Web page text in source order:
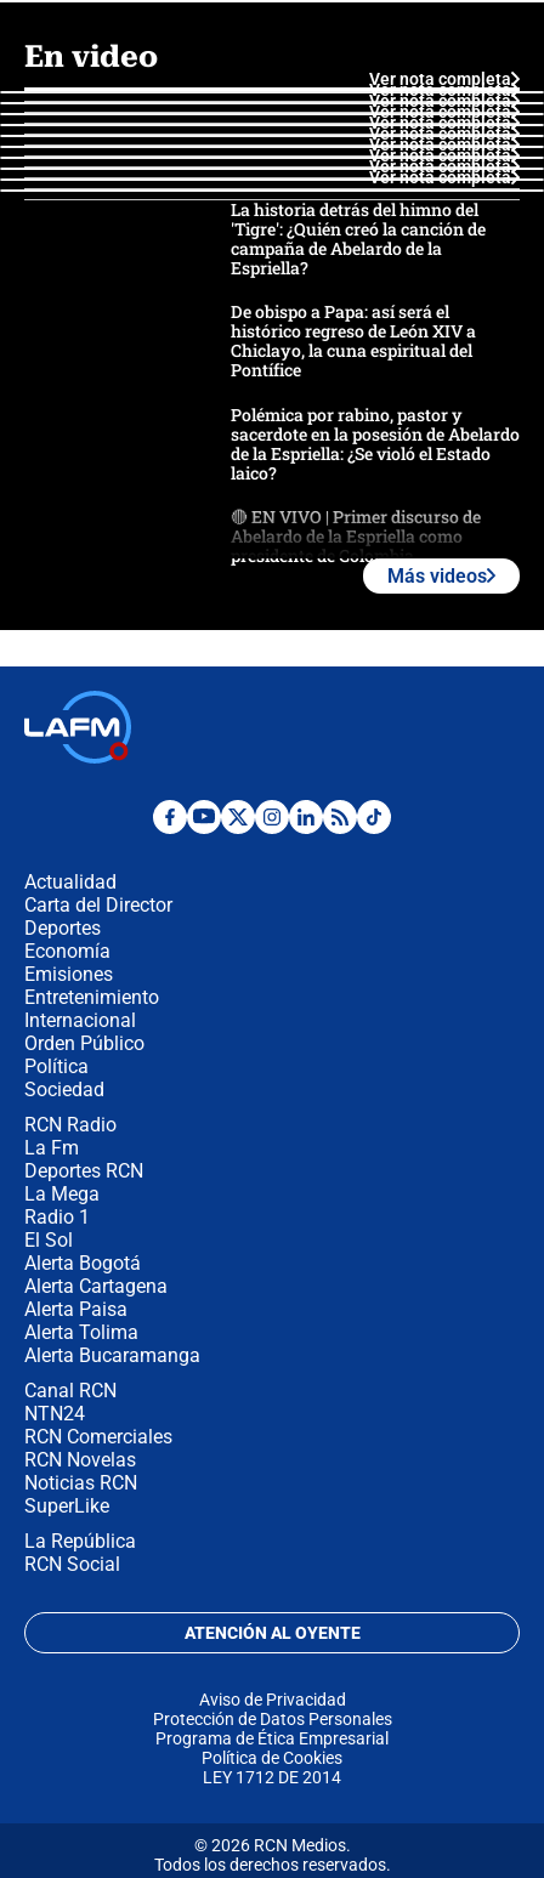
En video
Ver nota completa
Ver nota completa
Ver nota completa
Ver nota completa
Ver nota completa
Ver nota completa
Ver nota completa
Ver nota completa
Ver nota completa
Ver nota completa
La historia detrás del himno del
'Tigre': ¿Quién creó la canción de
campaña de Abelardo de la
Espriella?
De obispo a Papa: así será el
histórico regreso de León XIV a
Chiclayo, la cuna espiritual del
Pontífice
Polémica por rabino, pastor y
sacerdote en la posesión de Abelardo
de la Espriella: ¿Se violó el Estado
laico?
🔴 EN VIVO | Primer discurso de
Abelardo de la Espriella como
presidente de Colombia
Desde dermatitis hasta infecciones:
Más videos
Actualidad
Carta del Director
Deportes
Economía
Emisiones
Entretenimiento
Internacional
Orden Público
Política
Sociedad
RCN Radio
La Fm
Deportes RCN
La Mega
Radio 1
El Sol
Alerta Bogotá
Alerta Cartagena
Alerta Paisa
Alerta Tolima
Alerta Bucaramanga
Canal RCN
NTN24
RCN Comerciales
RCN Novelas
Noticias RCN
SuperLike
La República
RCN Social
ATENCIÓN AL OYENTE
Aviso de Privacidad
Protección de Datos Personales
Programa de Ética Empresarial
Política de Cookies
LEY 1712 DE 2014
© 2026 RCN Medios.
Todos los derechos reservados.